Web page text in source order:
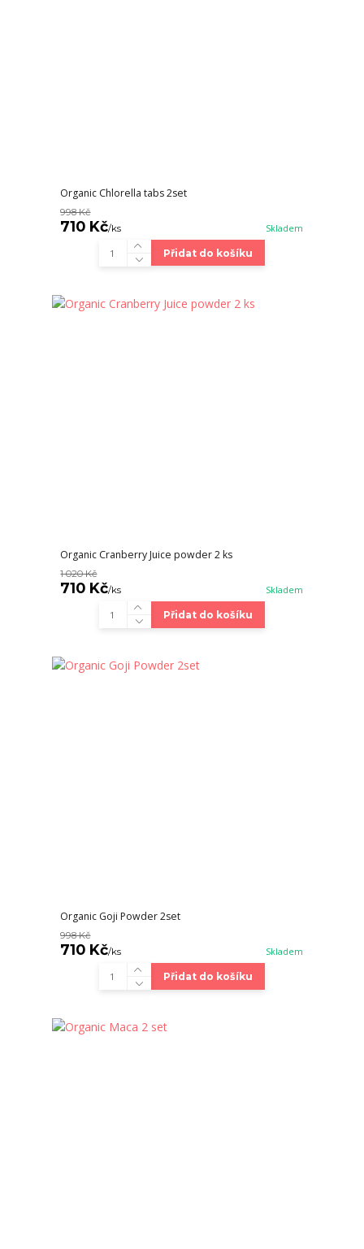
Organic Chlorella tabs 2set
998 Kč
710 Kč/ks Skladem
Přidat do košíku
Organic Cranberry Juice powder 2 ks
1 020 Kč
710 Kč/ks Skladem
Přidat do košíku
Organic Goji Powder 2set
998 Kč
710 Kč/ks Skladem
Přidat do košíku